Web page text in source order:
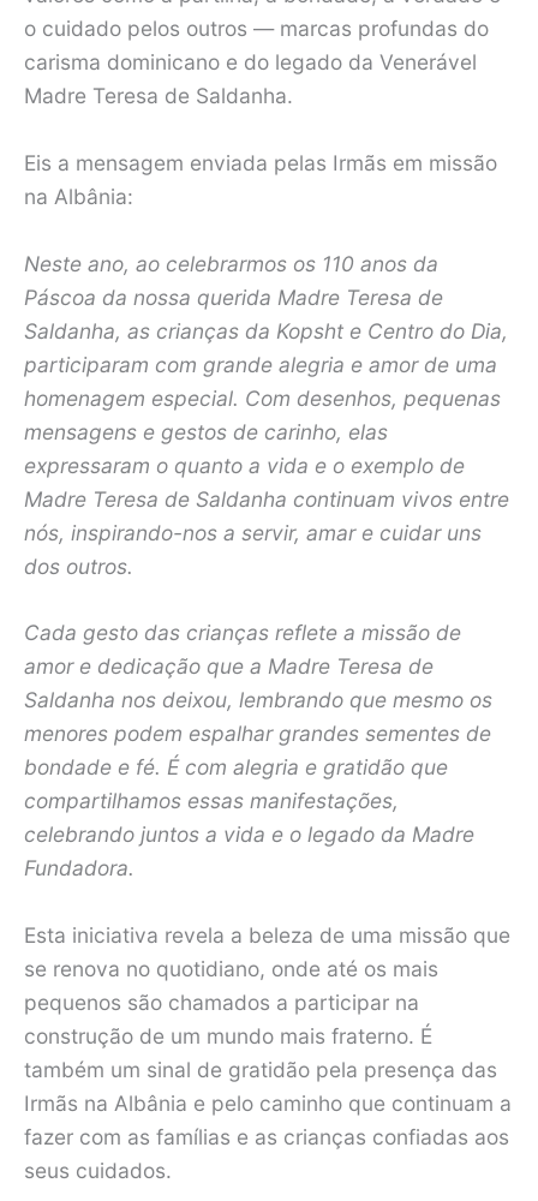
o cuidado pelos outros — marcas profundas do
carisma dominicano e do legado da Venerável
Madre Teresa de Saldanha.
Eis a mensagem enviada pelas Irmãs em missão
na Albânia:
Neste ano, ao celebrarmos os 110 anos da
Páscoa da nossa querida Madre Teresa de
Saldanha, as crianças da Kopsht e Centro do Dia,
participaram com grande alegria e amor de uma
homenagem especial. Com desenhos, pequenas
mensagens e gestos de carinho, elas
expressaram o quanto a vida e o exemplo de
Madre Teresa de Saldanha continuam vivos entre
nós, inspirando-nos a servir, amar e cuidar uns
dos outros.
Cada gesto das crianças reflete a missão de
amor e dedicação que a Madre Teresa de
Saldanha nos deixou, lembrando que mesmo os
menores podem espalhar grandes sementes de
bondade e fé. É com alegria e gratidão que
compartilhamos essas manifestações,
celebrando juntos a vida e o legado da Madre
Fundadora.
Esta iniciativa revela a beleza de uma missão que
se renova no quotidiano, onde até os mais
pequenos são chamados a participar na
construção de um mundo mais fraterno. É
também um sinal de gratidão pela presença das
Irmãs na Albânia e pelo caminho que continuam a
fazer com as famílias e as crianças confiadas aos
seus cuidados.